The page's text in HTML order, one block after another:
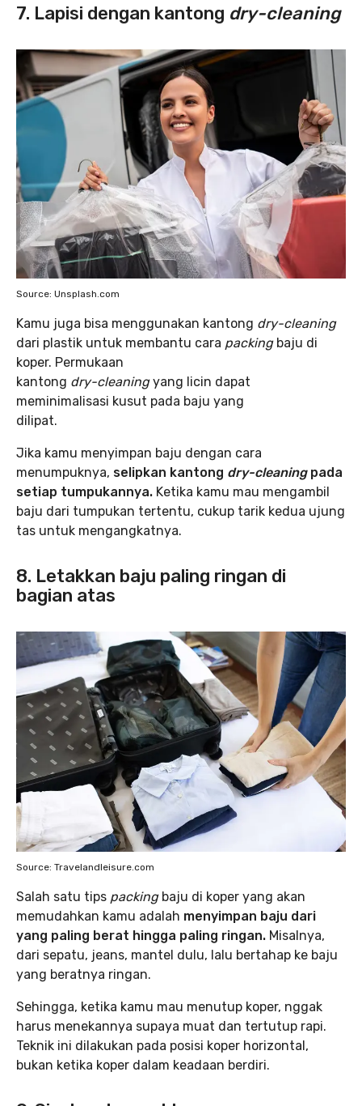
7. Lapisi dengan kantong dry-cleaning
Source: Unsplash.com
Kamu juga bisa menggunakan kantong dry-cleaning
dari plastik untuk membantu cara packingbaju di
koper. Permukaan
kantong dry-cleaningyang licin dapat
meminimalisasi kusut pada baju yang
dilipat.
Jika kamu menyimpan baju dengan cara
menumpuknya, selipkan kantong dry-cleaningpada
setiap tumpukannya. Ketika kamu mau mengambil
baju dari tumpukan tertentu, cukup tarik kedua ujung
tas untuk mengangkatnya.
8. Letakkan baju paling ringan di
bagian atas
Source: Travelandleisure.com
Salah satu tips packingbaju di koper yang akan
memudahkan kamu adalah menyimpan baju dari
yang paling berat hingga paling ringan. Misalnya,
dari sepatu, jeans, mantel dulu, lalu bertahap ke baju
yang beratnya ringan.
Sehingga, ketika kamu mau menutup koper, nggak
harus menekannya supaya muat dan tertutup rapi.
Teknik ini dilakukan pada posisi koper horizontal,
bukan ketika koper dalam keadaan berdiri.